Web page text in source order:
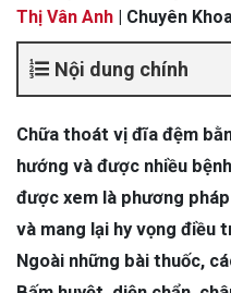
Thị Vân Anh | Chuyên
Nội dung chính
Chữa thoát vị đĩa đệm
hướng và được nhiều
được xem là phương
và mang lại hy vọng điều
Ngoài những bài thuốc,